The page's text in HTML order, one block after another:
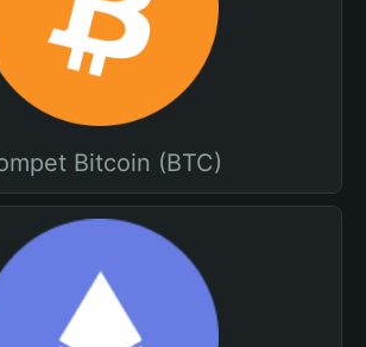
Bitcoin (BTC)